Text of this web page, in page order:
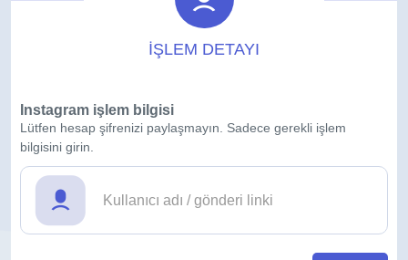
İŞLEM DETAYI
Instagram işlem bilgisi
Lütfen hesap şifrenizi paylaşmayın. Sadece gerekli işlem
bilgisini girin.